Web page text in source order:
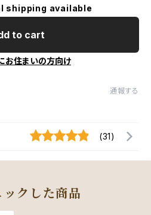
shipping available
to cart
お住まいの方向け
通報する
(31)
ックした商品